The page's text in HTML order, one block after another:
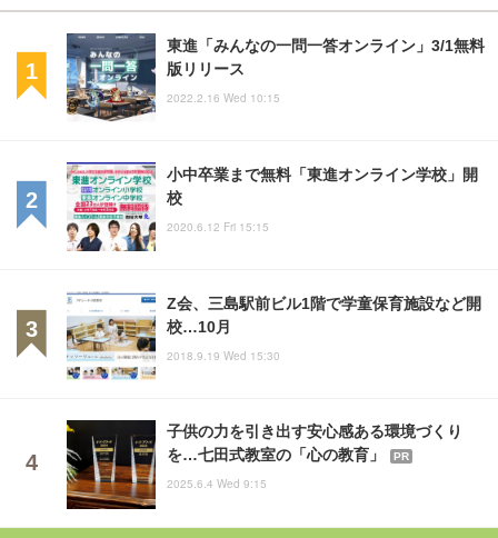
東進「みんなの一問一答オンライン」3/1無料
版リリース
2022.2.16 Wed 10:15
小中卒業まで無料「東進オンライン学校」開
校
2020.6.12 Fri 15:15
Z会、三島駅前ビル1階で学童保育施設など開
校…10月
2018.9.19 Wed 15:30
子供の力を引き出す安心感ある環境づくり
を…七田式教室の「心の教育」
PR
2025.6.4 Wed 9:15